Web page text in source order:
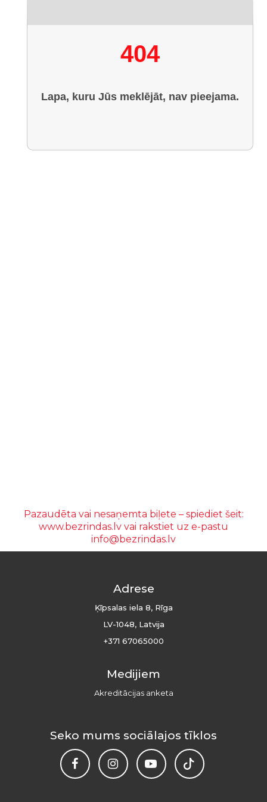
Pazaudēta vai nesaņemta biļete – spiediet šeit:
www.bezrindas.lv vai rakstiet uz e-pastu
info@bezrindas.lv
Adrese
Ķīpsalas iela 8, Rīga
LV-1048, Latvija
+371 67065000
Medijiem
Akreditācijas anketa
Seko mums sociālajos tīklos